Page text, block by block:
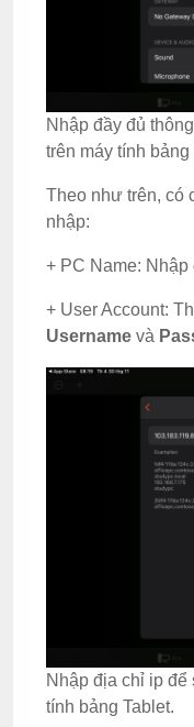
Nhập đầy đủ
trên máy tính bảng
Theo như trên, có
nhập:
+ PC Name: Nhập
+ User Account:
Username và
Nhập địa chỉ ip
tính bảng Tablet.